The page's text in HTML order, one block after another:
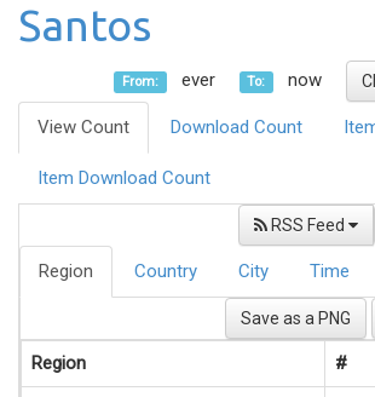
Santos
From: ever To: now
View Count Download Count
Item Download Count
RSS Feed
Region Country City Time
Save as a PNG
Region #